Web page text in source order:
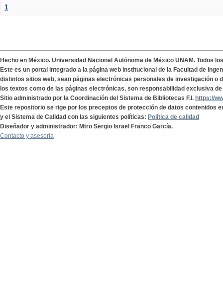
1
Hecho en México. Universidad Nacional Autónoma de México UNAM. Todos
Este es un portal integrado a la página web institucional de la Facultad de
distintos sitios web, sean páginas electrónicas personales de investigación o
los textos como de las páginas electrónicas, son responsabilidad exclusiva
Sitio administrado por la Coordinación del Sistema de Bibliotecas F.I. https://
Este repositorio se rige por los preceptos de protección de datos contenidos
y el Sistema de Calidad con las siguientes políticas: Política de calidad
Diseñador y administrador: Mtro Sergio Israel Franco García.
Contacto y asesoría